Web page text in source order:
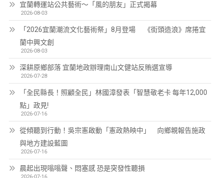
宜蘭轉運站公共藝術～「風的朋友」正式揭幕
2026-08-03
「2026宜蘭潮流文化藝術祭」8月登場 《街頭造浪》席捲宜
蘭中興文創
2026-08-03
深耕原鄉部落 宜蘭地政辦理南山文健站反賄選宣導
2026-07-28
「全民縣長！照顧全民」林國漳發表「智慧敬老卡 每年12,000
點」政見!
2026-07-16
從傾聽到行動！吳宗憲啟動「憲政熱映中」 向鄉親報告施政
與地方建設藍圖
2026-07-16
晨起出現嗡嗡聲、悶塞感 恐是突發性聽損